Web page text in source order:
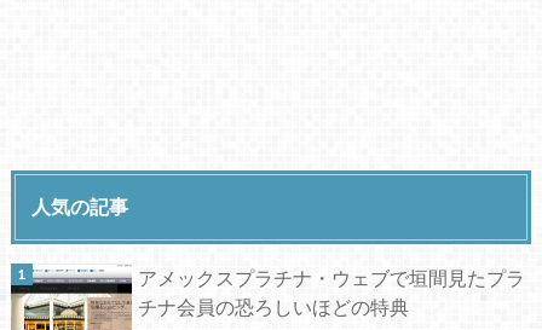
人気の記事
アメックスプラチナ・ウェブで垣間見たプラ
チナ会員の恐ろしいほどの特典